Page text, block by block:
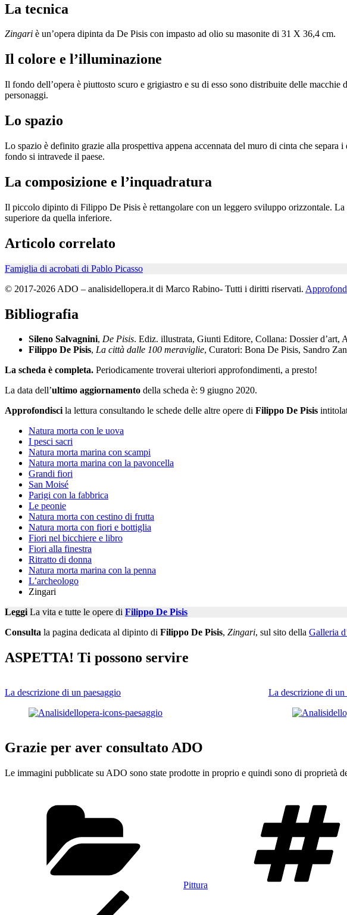
La tecnica
Zingari è un’opera dipinta da De Pisis con impasto ad olio su masonite di 31 X 36,4 cm.
Il colore e l’illuminazione
Il fondo dell’opera è piuttosto scuro e grigiastro e su di esso sono distribuite delle
personaggi.
Lo spazio
Lo spazio è definito grazie alla prospettiva appena accennata del muro di cinta che
fondo si intravede il paese.
La composizione e l’inquadratura
Il piccolo dipinto di Filippo De Pisis è rettangolare con un leggero sviluppo orizzontale.
superiore da quella inferiore.
Articolo correlato
Famiglia di acrobati di Pablo Picasso
© 2017-2026 ADO – analisidellopera.it di Marco Rabino- Tutti i diritti riservati.
Bibliografia
Sileno Salvagnini, De Pisis. Ediz. illustrata, Giunti Editore, Collana: Dossier
Filippo De Pisis, La città dalle 100 meraviglie, Curatori: Bona De Pisis, Sandro
La scheda è completa. Periodicamente troverai ulteriori approfondimenti, a presto!
La data dell’ultimo aggiornamento della scheda è: 9 giugno 2020.
Approfondiscila lettura consultando le schede delle altre opere di Filippo De Pisis
Natura morta con le uova
I pesci sacri
Natura morta marina con scampi
Natura morta marina con la pavoncella
Grandi fiori
San Moisé
Parigi con la fabbrica
Le peonie
Natura morta con cestino di frutta
Natura morta con fiori e bottiglia
Fiori nel bicchiere e libro
Fiori alla finestra
Ritratto di donna
Natura morta marina con la penna
L’archeologo
Zingari
LeggiLa vita e tutte le opere di Filippo De Pisis
Consulta la pagina dedicata al dipinto di Filippo De Pisis, Zingari, sul sito della Galleria
ASPETTA! Ti possono servire
La descrizione di un paesaggio La descrizione di
Grazie per aver consultato ADO
Le immagini pubblicate su ADO sono state prodotte in proprio e quindi sono di proprietà
Pittura